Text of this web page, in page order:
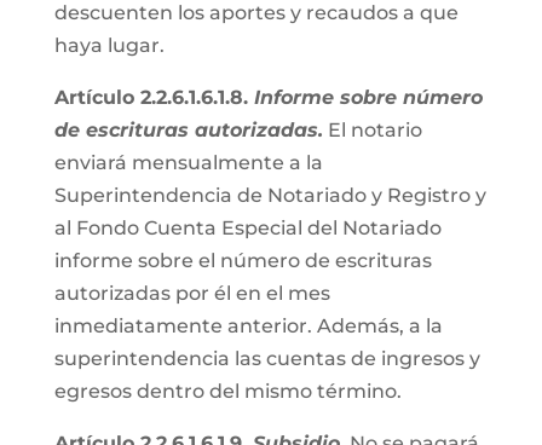
descuenten los aportes y recaudos a que
haya lugar.
Artículo 2.2.6.1.6.1.8. Informe sobre número
de escrituras autorizadas. El notario
enviará mensualmente a la
Superintendencia de Notariado y Registro y
al Fondo Cuenta Especial del Notariado
informe sobre el número de escrituras
autorizadas por él en el mes
inmediatamente anterior. Además, a la
superintendencia las cuentas de ingresos y
egresos dentro del mismo término.